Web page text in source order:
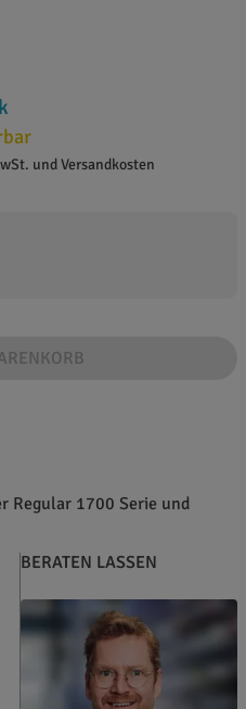
und Versandkosten
Regular 1700 Serie und
BERATEN LASSEN